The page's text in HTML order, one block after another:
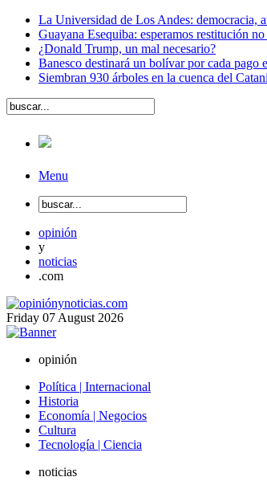
La Universidad de Los Andes: democracia,
Guayana Esequiba: esperamos restitución
¿Donald Trump, un mal necesario?
Banesco destinará un bolívar por cada pago
Siembran 930 árboles en la cuenca del
Menu
opinión
y
noticias
.com
Friday 07 August 2026
opinión
Política | Internacional
Historia
Economía | Negocios
Cultura
Tecnología | Ciencia
noticias